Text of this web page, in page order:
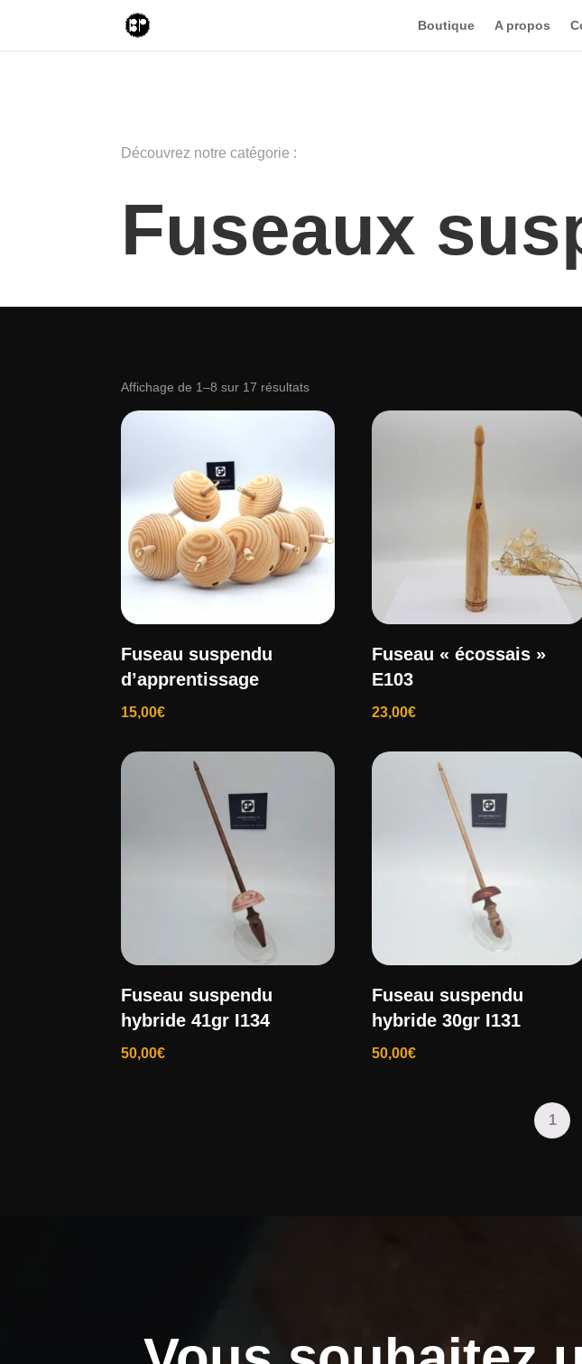
Boutique A propos
Découvrez notre catégorie :
Fuseaux
Affichage de 1–8 sur 17 résultatsTrié
popularité
Fuseau suspendu
d’apprentissage
15,00€
Fuseau « écossais »
E103
23,00€
Fuseau suspendu
hybride 41gr I134
50,00€
Fuseau suspendu
hybride 30gr I131
50,00€
1